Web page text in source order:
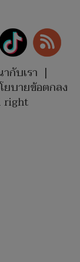
กับเรา |
ยบายข้อตกลง
right